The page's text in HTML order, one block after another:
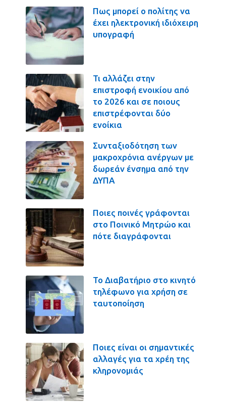
Πως μπορεί ο πολίτης να
έχει ηλεκτρονική ιδιόχειρη
υπογραφή
Τι αλλάζει στην
επιστροφή ενοικίου από
το 2026 και σε ποιους
επιστρέφονται δύο
ενοίκια
Συνταξιοδότηση των
μακροχρόνια ανέργων με
δωρεάν ένσημα από την
ΔΥΠΑ
Ποιες ποινές γράφονται
στο Ποινικό Μητρώο και
πότε διαγράφονται
Το Διαβατήριο στο κινητό
τηλέφωνο για χρήση σε
ταυτοποίηση
Ποιες είναι οι σημαντικές
αλλαγές για τα χρέη της
κληρονομιάς